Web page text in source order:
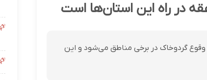
در راه این استان‌ها است
گردوخاک در برخی مناطق می‌شود و این